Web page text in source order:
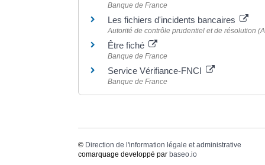
Banque de France
Les fichiers d'incidents bancaires
Autorité de contrôle prudentiel et de résolution
Être fiché
Banque de France
Service Vérifiance-FNCI
Banque de France
© Direction de l'information légale et administrative
comarquage developpé par baseo.io